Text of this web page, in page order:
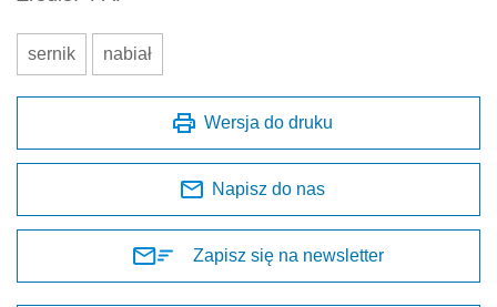
sernik nabiał
Wersja do druku
Napisz do nas
Zapisz się na newsletter